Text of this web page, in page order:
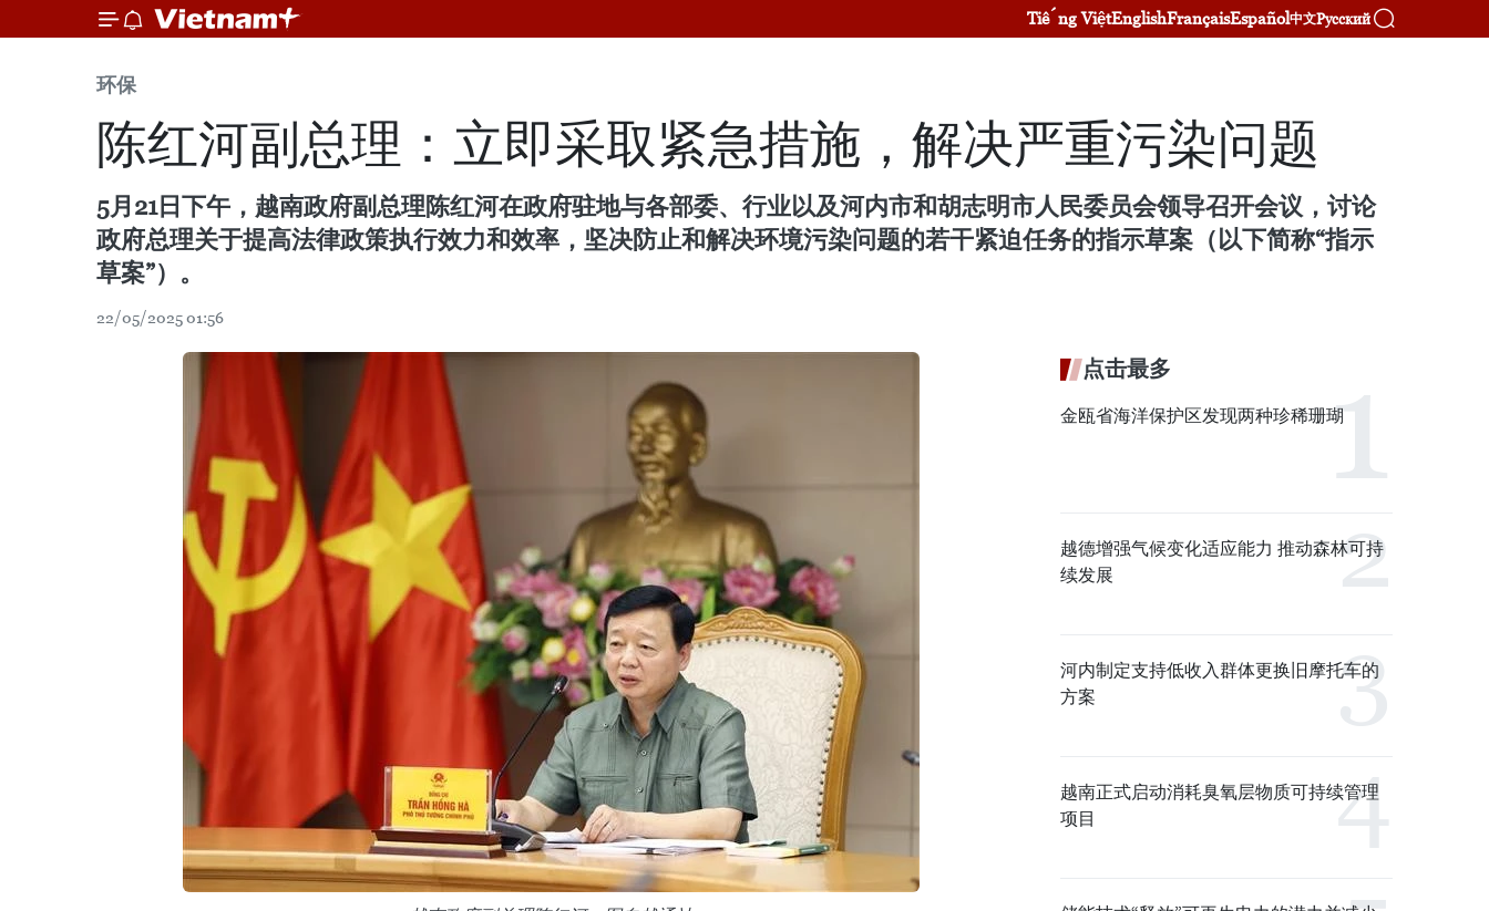
Tiếng ViệtEnglishFrançaisEspañol中文Русский
环保
陈红河副总理：立即采取紧急措施，解决严重污染问题
5月21日下午，越南政府副总理陈红河在政府驻地与各部委、行业以及河内市和胡志明市人民委员会领导召开会议，讨论
政府总理关于提高法律政策执行效力和效率，坚决防止和解决环境污染问题的若干紧迫任务的指示草案（以下简称“指示
草案”）。
22/05/2025 01:56
点击最多
金瓯省海洋保护区发现两种珍稀珊瑚
越德增强气候变化适应能力 推动森林可持
续发展
河内制定支持低收入群体更换旧摩托车的
方案
越南正式启动消耗臭氧层物质可持续管理
项目